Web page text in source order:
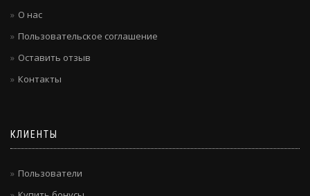
О нас
Пользовательское соглашение
Оставить отзыв
Контакты
КЛИЕНТЫ
Пользователи